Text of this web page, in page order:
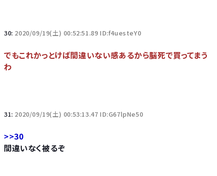
30: 2020/09/19(土) 00:52:51.89 ID:f4uesteY0
でもこれかっとけば間違いない感あるから脳死で買ってまう
わ
31: 2020/09/19(土) 00:53:13.47 ID:G67lpNe50
>>30
間違いなく被るぞ